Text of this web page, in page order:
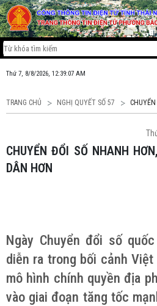
Thứ 7, 8/8/2026, 12:39:08 AM
TRANG CHỦ NGHỊ QUYẾT SỐ 57
CHUYỂN ĐỔI SỐ NHANH HƠN, HIỆU QUẢ HƠN, GẦN
DÂN HƠN
Ngày Chuyển đổi số
diễn ra trong bối cảnh
mô hình chính quyền địa
vào giai đoạn tăng tốc